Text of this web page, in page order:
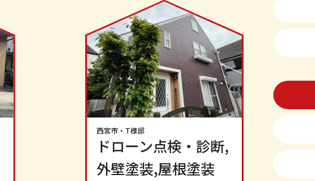
西宮市・T様邸
ドローン点検・診断,
外壁塗装,屋根塗装